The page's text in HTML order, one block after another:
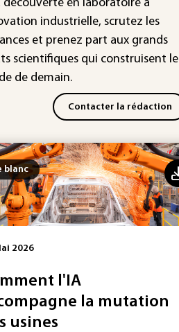
et solaire: les Etats-Unis
un matériau clé dominé par
découverte en laboratoire à
industrielle, scrutez les
et prenez part aux grands
scientifiques qui construisent le
de demain.
Contacter la rédaction
blanc
2026
l'IA
la mutation
usines